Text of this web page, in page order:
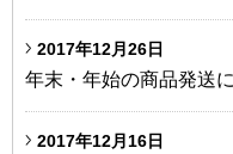
2017年12月26日
年末・年始の商品発送
2017年12月16日